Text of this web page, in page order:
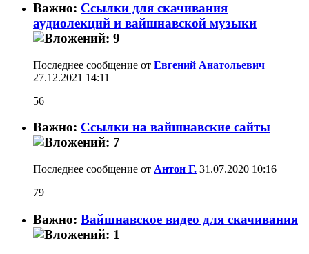
Важно: Ссылки для скачивания
аудиолекций и вайшнавской музыки
Последнее сообщение от Евгений Анатольевич
27.12.2021 14:11
56
Важно: Ссылки на вайшнавские сайты
Последнее сообщение от Антон Г. 31.07.2020 10:16
79
Важно: Вайшнавское видео для скачивания